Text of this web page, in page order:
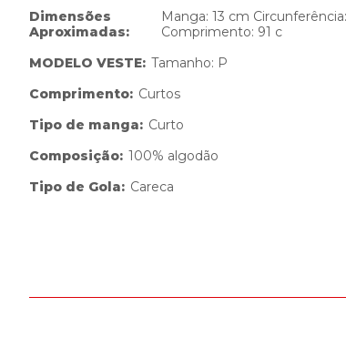
Dimensões
Aproximadas:
Manga: 13 cm
Comprimento: 91 c
MODELO VESTE: Tamanho: P
Comprimento: Curtos
Tipo de manga: Curto
Composição: 100% algodão
Tipo de Gola: Careca